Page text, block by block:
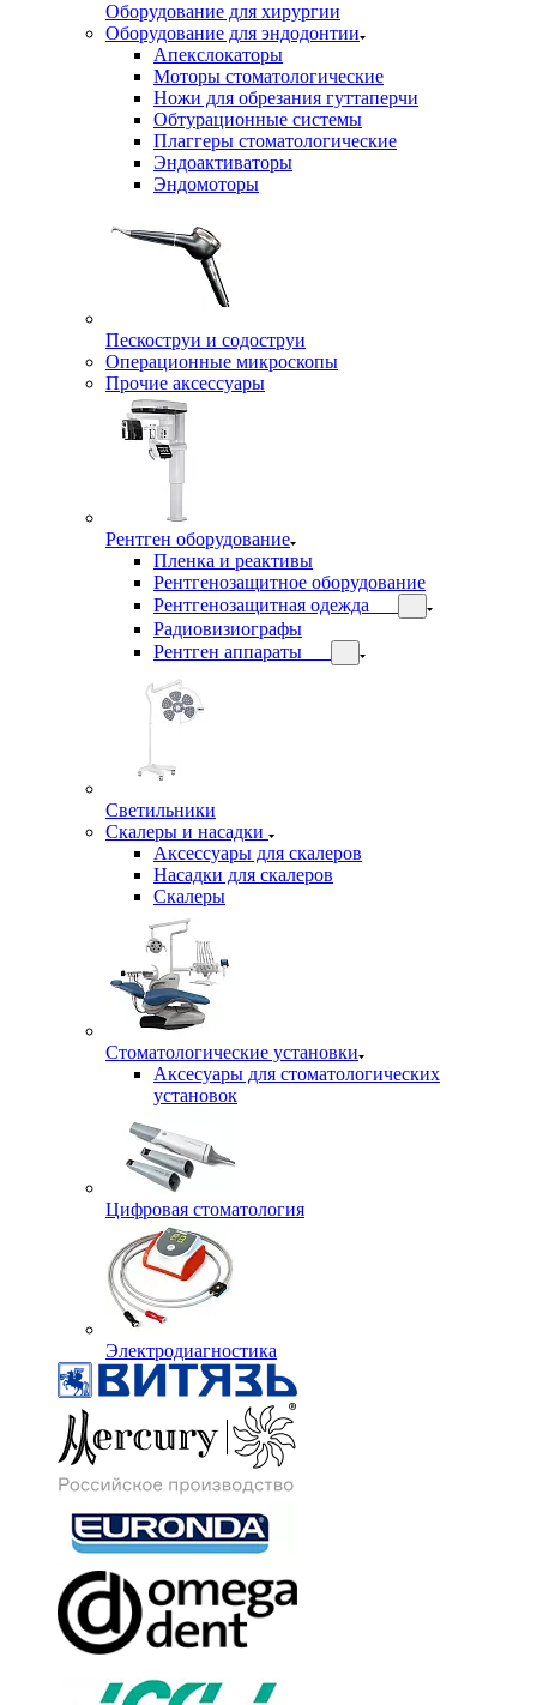
Оборудование для хирургии
Оборудование для эндодонтии
Апекслокаторы
Моторы стоматологические
Ножи для обрезания гуттаперчи
Обтурационные системы
Плаггеры стоматологические
Эндоактиваторы
Эндомоторы
Пескоструи и содоструи
Операционные микроскопы
Прочие аксессуары
Рентген оборудование
Пленка и реактивы
Рентгенозащитное оборудование
Рентгенозащитная одежда
Радиовизиографы
Рентген аппараты
Светильники
Скалеры и насадки
Аксессуары для скалеров
Насадки для скалеров
Скалеры
Стоматологические установки
Аксесуары для стоматологических
установок
Цифровая стоматология
Электродиагностика